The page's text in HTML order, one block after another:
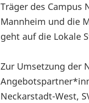
Träger des Campus
Mannheim und die
geht auf die Lokale
Zur Umsetzung der
Neckarstadt-West,